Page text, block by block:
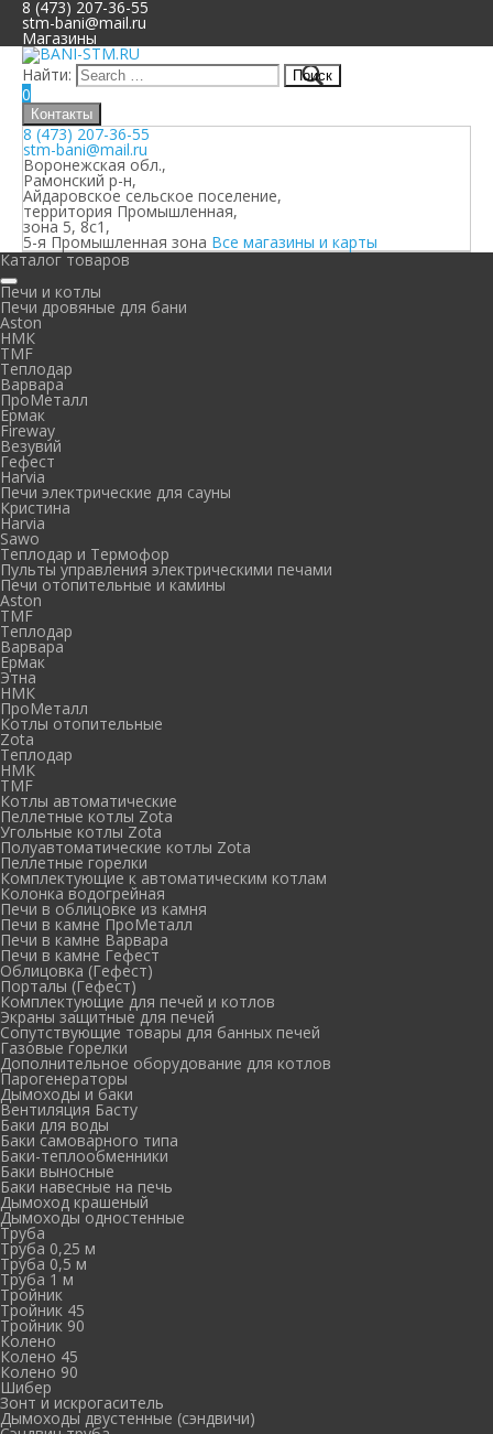
8 (473) 207-36-55
stm-bani@mail.ru
Магазины
Найти:
0
Контакты
8 (473) 207-36-55
stm-bani@mail.ru
Воронежская обл.,
Рамонский р-н,
Айдаровское сельское поселение,
территория Промышленная,
зона 5, 8с1,
5-я Промышленная зона Все магазины и карты
Каталог товаров
Печи и котлы
Печи дровяные для бани
Aston
НМК
TMF
Теплодар
Варвара
ПроМеталл
Ермак
Fireway
Везувий
Гефест
Harvia
Печи электрические для сауны
Кристина
Harvia
Sawo
Теплодар и Термофор
Пульты управления электрическими печами
Печи отопительные и камины
Aston
TMF
Теплодар
Варвара
Ермак
Этна
НМК
ПроМеталл
Котлы отопительные
Zota
Теплодар
НМК
TMF
Котлы автоматические
Пеллетные котлы Zota
Угольные котлы Zota
Полуавтоматические котлы Zota
Пеллетные горелки
Комплектующие к автоматическим котлам
Колонка водогрейная
Печи в облицовке из камня
Печи в камне ПроМеталл
Печи в камне Варвара
Печи в камне Гефест
Облицовка (Гефест)
Порталы (Гефест)
Комплектующие для печей и котлов
Экраны защитные для печей
Сопутствующие товары для банных печей
Газовые горелки
Дополнительное оборудование для котлов
Парогенераторы
Дымоходы и баки
Вентиляция Басту
Баки для воды
Баки самоварного типа
Баки-теплообменники
Баки выносные
Баки навесные на печь
Дымоход крашеный
Дымоходы одностенные
Труба
Труба 0,25 м
Труба 0,5 м
Труба 1 м
Тройник
Тройник 45
Тройник 90
Колено
Колено 45
Колено 90
Шибер
Зонт и искрогаситель
Дымоходы двустенные (сэндвичи)